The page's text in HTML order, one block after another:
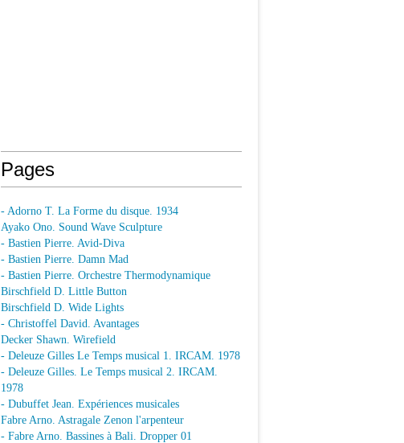
Pages
- Adorno T. La Forme du disque. 1934
Ayako Ono. Sound Wave Sculpture
- Bastien Pierre. Avid-Diva
- Bastien Pierre. Damn Mad
- Bastien Pierre. Orchestre Thermodynamique
Birschfield D. Little Button
Birschfield D. Wide Lights
- Christoffel David. Avantages
Decker Shawn. Wirefield
- Deleuze Gilles Le Temps musical 1. IRCAM. 1978
- Deleuze Gilles. Le Temps musical 2. IRCAM.
1978
- Dubuffet Jean. Expériences musicales
Fabre Arno. Astragale Zenon l'arpenteur
- Fabre Arno. Bassines à Bali. Dropper 01